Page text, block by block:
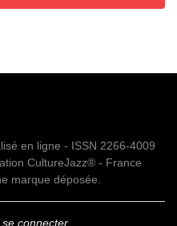
en ligne - ISSN 2266-4009
CultureJazz® - France
marque déposée.
connecter